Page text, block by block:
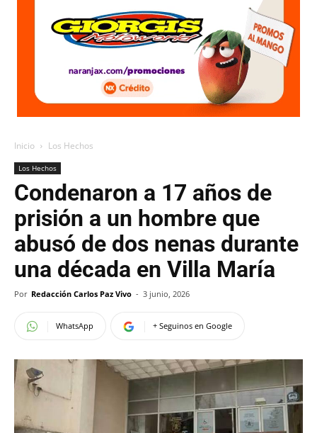
Inicio Los Hechos
Los Hechos
Condenaron a 17 años de
prisión a un hombre que
abusó de dos nenas durante
una década en Villa María
Por Redacción Carlos Paz Vivo - 3 junio, 2026
WhatsApp + Seguinos en Google